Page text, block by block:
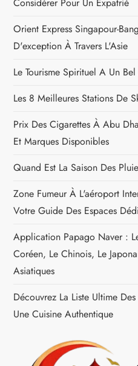
o
n
d
e
l
’
a
r
t
i
c
l
e
Orient Express Singapour-
D'exception À Travers L'Asie
Le Tourisme Spirituel A Un
Les 8 Meilleures Stations De
Prix Des Cigarettes À Abu
Et Marques Disponibles
Quand Est La Saison Des
Zone Fumeur À L'aéroport
Votre Guide Des Espaces
Application Papago Naver :
Coréen, Le Chinois, Le
Asiatiques
Découvrez La Liste Ultime
Une Cuisine Authentique